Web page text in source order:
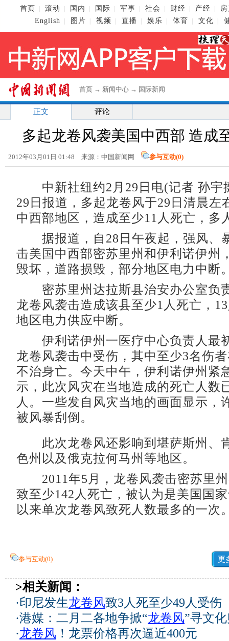
首页 滚动 国内 国际 军事 社会 财经 产经
English
图片 视频 直播 娱乐 体育 文化
首页 → 新闻中心 → 国际新闻
正文 评论
多起龙卷风袭美国中西部 造成
2012年03月01日 01:48 来源：中国新闻网 参与互动(0)
中新社纽约2月29日电(记者 孙宇
29日报道，多起龙卷风于29日清晨左
中西部地区，造成至少11人死亡，多
据报道，自28日午夜起，强风、
击美国中西部密苏里州和伊利诺伊州
毁坏，道路损毁，部分地区电力中断
密苏里州达拉斯县治安办公室负
龙卷风袭击造成该县至少1人死亡，
地区电力供应中断。
伊利诺伊州一医疗中心负责人最
龙卷风袭击中受伤，其中至少3名伤
不治身亡。今天中午，伊利诺伊州紧
示，此次风灾在当地造成的死亡人数
人。一些发自风灾当地的画面显示，
被风暴刮倒。
此次龙卷风还影响到堪萨斯州、
色州以及俄克拉何马州等地区。
2011年5月，龙卷风袭击密苏里州
致至少142人死亡，被认为是美国国
以来单次龙卷风致死人数最多的一次
参与互动(0) 更
>相关新闻：
·印尼发生龙卷风致3人死至少49人受伤
·港媒：二月二各地争掀“龙卷风”寻文
·龙卷风 ！龙票价格再次逼近400元